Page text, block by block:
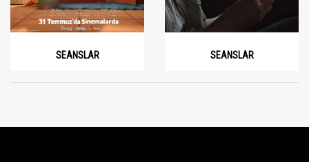
SEANSLAR SEANSLAR